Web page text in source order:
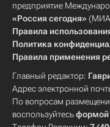
предприятие
«Россия сегодня» (МИА
Правила
Политика
Правила применения
Главный редактор:
Адрес электронной
По вопросам
воспользуйтесьформой